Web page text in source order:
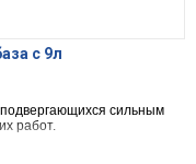
с 9л
сильным
работ.